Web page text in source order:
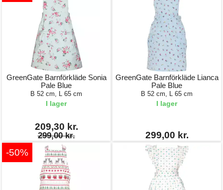
GreenGate Barnförkläde Sonia
Pale Blue
B 52 cm, L 65 cm
I lager
209,30 kr.
299,00 kr.
GreenGate Barnförkläde Lianca
Pale Blue
B 52 cm, L 65 cm
I lager
299,00 kr.
-50%